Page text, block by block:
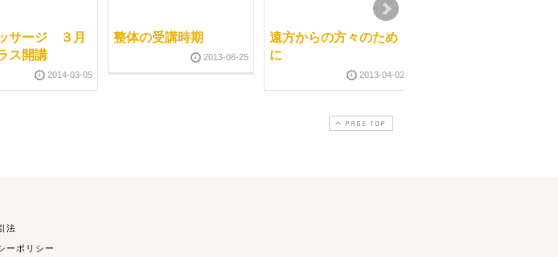
サージ ３月
ス開講
2014-03-05
整体の受講時期
2013-08-25
遠方からの方々のため
に
2013-04-02
PAGE TOP
法
ーポリシー